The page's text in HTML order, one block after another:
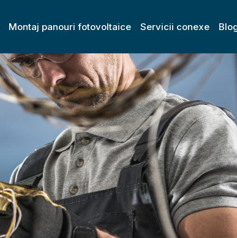
Montaj panouri fotovoltaice Servicii conexe